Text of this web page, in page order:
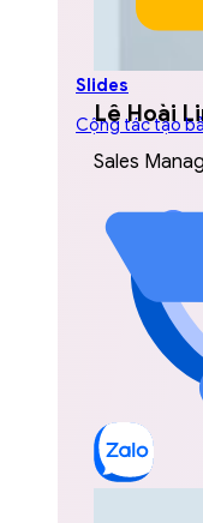
Lê Hoài
Sales
Slides
Cộng tác tạo